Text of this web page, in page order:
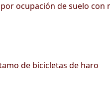
ocupación de suelo
de bicicletas de haro